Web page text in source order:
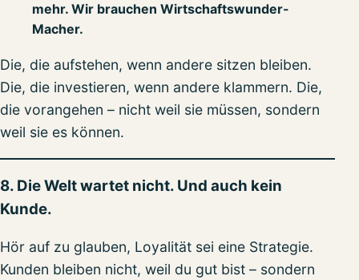
mehr. Wir brauchen Wirtschaftswunder-
Macher.
Die, die aufstehen, wenn andere sitzen bleiben.
Die, die investieren, wenn andere klammern. Die,
die vorangehen – nicht weil sie müssen, sondern
weil sie es können.
8. Die Welt wartet nicht. Und auch kein
Kunde.
Hör auf zu glauben, Loyalität sei eine Strategie.
Kunden bleiben nicht, weil du gut bist – sondern